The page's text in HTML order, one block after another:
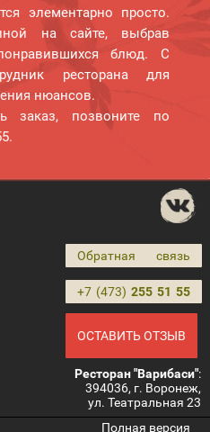
элементарно просто.
на сайте, выбрав
блюд. С
ресторана для
нюансов.
заказ, позвоните по
Обратная связь
+7 (473) 255 51 55
ОСТАВИТЬ ОТЗЫВ
Ресторан "Варибаси":
394036, г. Воронеж,
ул. Театральная 23
Полная версия